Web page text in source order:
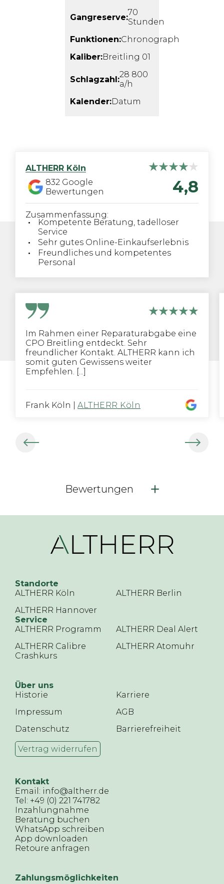
Gangreserve:70
Stunden
Funktionen:Chronograph
Kaliber:Breitling 01
Schlagzahl:28 800
a/h
Kalender:Datum
ALTHERR Köln
832 Google
Bewertungen
4,8
Zusammenfassung:
Kompetente Beratung, tadelloser
Service
Sehr gutes Online-Einkaufserlebnis
Freundliches und kompetentes
Personal
Im Rahmen einer Reparaturabgabe eine
CPO Breitling entdeckt. Sehr
freundlicher Kontakt. ALTHERR kann ich
somit guten Gewissens weiter
Empfehlen. [...]
Frank Köln ALTHERR Köln
Bewertungen
Standorte
ALTHERR Köln
ALTHERR Berlin
ALTHERR Hannover
Service
ALTHERR Programm
ALTHERR Deal Alert
ALTHERR Calibre
Crashkurs
ALTHERR Atomuhr
Über uns
Historie
Karriere
Impressum
AGB
Datenschutz
Barrierefreiheit
Vertrag widerrufen
Kontakt
Email: info@altherr.de
Tel: +49 (0) 221 741782
Inzahlungnahme
Beratung buchen
WhatsApp schreiben
App downloaden
Retoure anfragen
Zahlungsmöglichkeiten